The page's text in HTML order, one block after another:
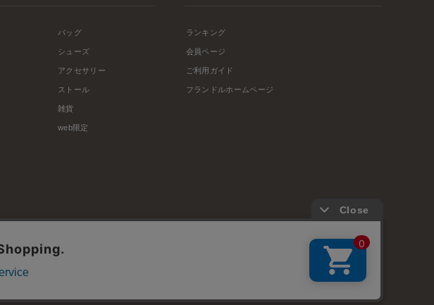
バッグ
シューズ
アクセサリー
ストール
雑貨
web限定
ランキング
会員ページ
ご利用ガイド
フランドルホームページ